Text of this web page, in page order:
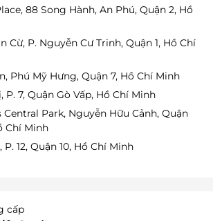
88 Song Hành, An Phú, Quận 2, Hồ
Cừ, P. Nguyễn Cư Trinh, Quận 1, Hồ Chí
Phú Mỹ Hưng, Quận 7, Hồ Chí Minh
P. 7, Quận Gò Vấp, Hồ Chí Minh
Park, Nguyễn Hữu Cảnh, Quận
Chí Minh
P. 12, Quận 10, Hồ Chí Minh
cấp